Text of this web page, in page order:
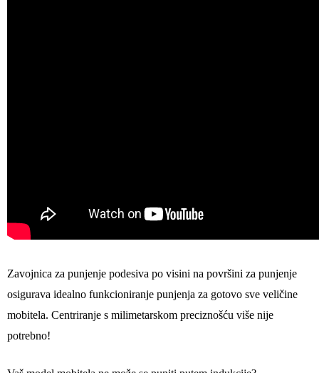
Zavojnica za punjenje podesiva po visini na površini za punjenje
osigurava idealno funkcioniranje punjenja za gotovo sve veličine
mobitela. Centriranje s milimetarskom preciznošću više nije
potrebno!